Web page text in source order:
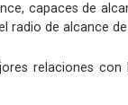
capaces de
radio de alcance
relaciones